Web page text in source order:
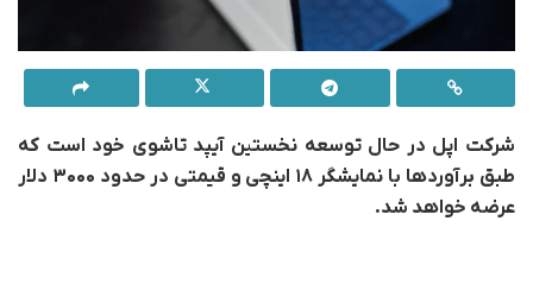
شرکت اپل در حال توسعه نخستین آیپد تاشوی خود است که
طبق برآوردها با نمایشگر ۱۸ اینچی و قیمتی در حدود ۳۰۰۰ دلار
عرضه خواهد شد.